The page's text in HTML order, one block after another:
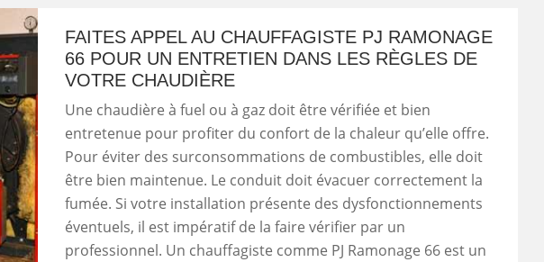
FAITES APPEL AU CHAUFFAGISTE PJ RAMONAGE
66 POUR UN ENTRETIEN DANS LES RÈGLES DE
VOTRE CHAUDIÈRE
Une chaudière à fuel ou à gaz doit être vérifiée et bien
entretenue pour profiter du confort de la chaleur qu’elle offre.
Pour éviter des surconsommations de combustibles, elle doit
être bien maintenue. Le conduit doit évacuer correctement la
fumée. Si votre installation présente des dysfonctionnements
éventuels, il est impératif de la faire vérifier par un
professionnel. Un chauffagiste comme PJ Ramonage 66 est un